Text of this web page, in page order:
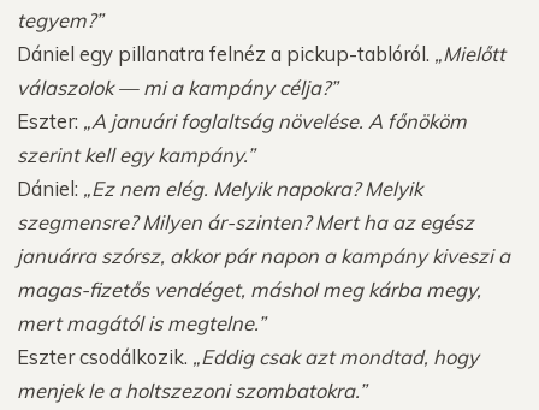
tegyem?”
Dániel egy pillanatra felnéz a pickup-tablóról. „Mielőtt
válaszolok — mi a kampány célja?”
Eszter: „A januári foglaltság növelése. A főnököm
szerint kell egy kampány.”
Dániel: „Ez nem elég. Melyik napokra? Melyik
szegmensre? Milyen ár-szinten? Mert ha az egész
januárra szórsz, akkor pár napon a kampány kiveszi a
magas-fizetős vendéget, máshol meg kárba megy,
mert magától is megtelne.”
Eszter csodálkozik. „Eddig csak azt mondtad, hogy
menjek le a holtszezoni szombatokra.”